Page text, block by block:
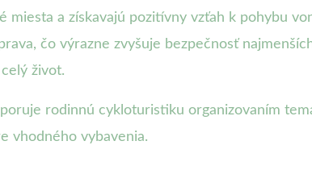
miesta a získavajú pozitívny vzťah k pohybu
čo výrazne zvyšuje bezpečnosť
život.
rodinnú cykloturistiku organizovaním
vhodného vybavenia.